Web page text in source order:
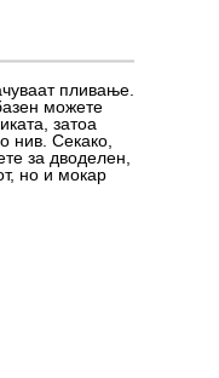
пливање.
можете
затоа
нив. Секако,
за дводелен,
но и мокар